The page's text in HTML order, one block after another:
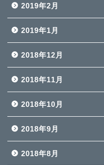
2019年2月
2019年1月
2018年12月
2018年11月
2018年10月
2018年9月
2018年8月